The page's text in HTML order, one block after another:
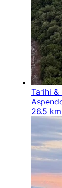
Tarihi &
26.5 km